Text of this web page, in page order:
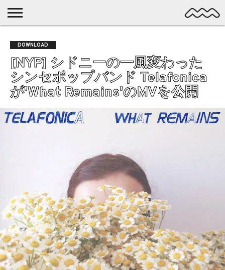
MUSIC
LATEST
POSTS
SPOTLIGHT
NYP
/ DL
DISCOVERY
ROCK
POP
ALTERNATIVE
ELECTRONIC
SSW
PSYCH
DREAMPOP
PUNK
SHOEGAZE
SOUL
BEDROOM
R&B
DOWNLOAD
[NYP] シドニーの一風変わった
シンセポップバンド Telafonica
が'What Remains'のMVを公開